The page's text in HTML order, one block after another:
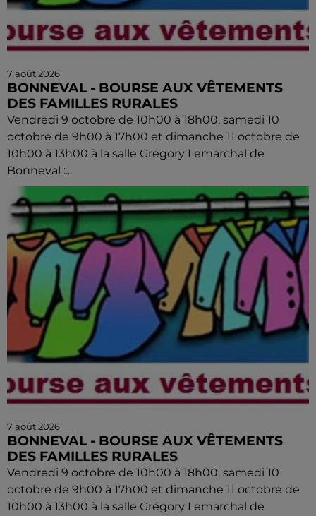
7 août 2026
BONNEVAL - BOURSE AUX VÊTEMENTS
DES FAMILLES RURALES
Vendredi 9 octobre de 10h00 à 18h00, samedi 10
octobre de 9h00 à 17h00 et dimanche 11 octobre de
10h00 à 13h00 à la salle Grégory Lemarchal de
Bonneval :...
7 août 2026
BONNEVAL - BOURSE AUX VÊTEMENTS
DES FAMILLES RURALES
Vendredi 9 octobre de 10h00 à 18h00, samedi 10
octobre de 9h00 à 17h00 et dimanche 11 octobre de
10h00 à 13h00 à la salle Grégory Lemarchal de